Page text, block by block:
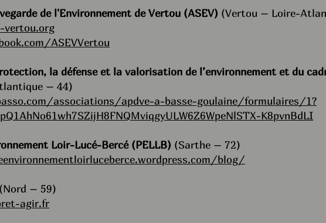
de l'Environnement de Vertou (ASEV) (Vertou – Loire-
ASEVVertou
la défense et la valorisation de l’environnement et du
– 44)
associations/apdve-a-basse-goulaine/formulaires/1?
K8pvnBdLI
Loir-Lucé-Bercé (PELLB) (Sarthe – 72)
blog/
– 59)
agir.fr